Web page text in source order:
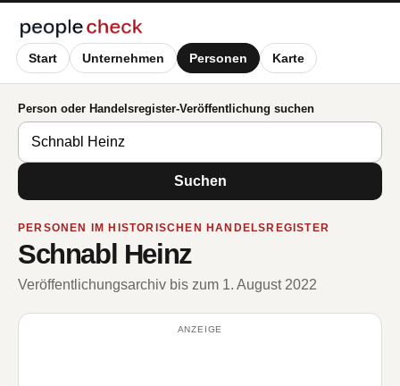
Start Unternehmen Personen Karte
Person oder Handelsregister-Veröffentlichung suchen
Suchen
PERSONEN IM HISTORISCHEN HANDELSREGISTER
Schnabl Heinz
Veröffentlichungsarchiv bis zum 1. August 2022
ANZEIGE